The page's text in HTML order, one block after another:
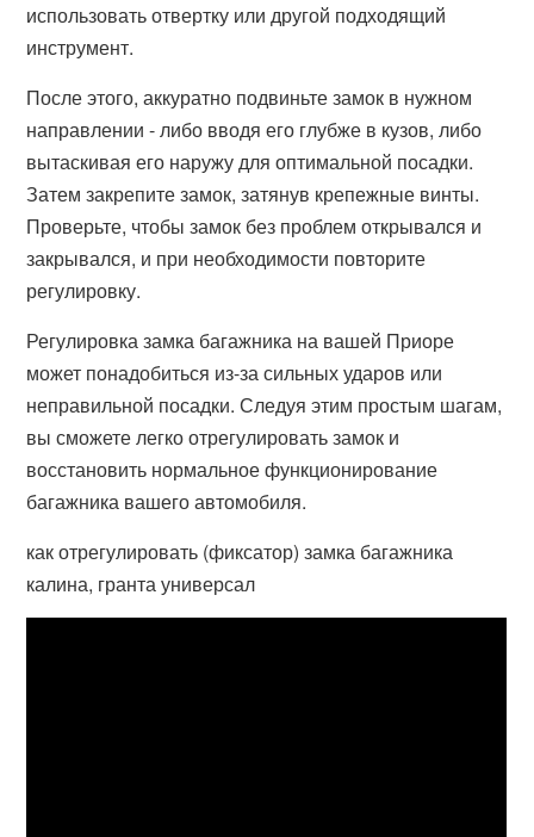
использовать отвертку или другой подходящий
инструмент.
После этого, аккуратно подвиньте замок в нужном
направлении - либо вводя его глубже в кузов, либо
вытаскивая его наружу для оптимальной посадки.
Затем закрепите замок, затянув крепежные винты.
Проверьте, чтобы замок без проблем открывался и
закрывался, и при необходимости повторите
регулировку.
Регулировка замка багажника на вашей Приоре
может понадобиться из-за сильных ударов или
неправильной посадки. Следуя этим простым шагам,
вы сможете легко отрегулировать замок и
восстановить нормальное функционирование
багажника вашего автомобиля.
как отрегулировать (фиксатор) замка багажника
калина, гранта универсал